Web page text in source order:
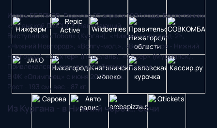
Игорь БЕЛЯКОВ. Родился 25 апреля 1994 года. Воспитанник
курганской ДЮСШ-3. Нападающий.
Выступал за «Тобол» (Курган), «Нижний Новгород-2»,
«Нижний Новгород», «Волгу-мол.», «Волгу» (все - Нижний
Новгород), «Шахтер» (Пешелань), «Север» (Мурманск).
Привлекался в юношескую сборную России.
В ФК «Олимпиец» с июня 2015 года.
Рост - 193 см, вес - 87 кг.
Из Кургана - в Нижний через… Сочи